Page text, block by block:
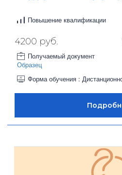
Повышение квалификации
4200 руб.
Получаемый документ
Образец
Форма обучения :